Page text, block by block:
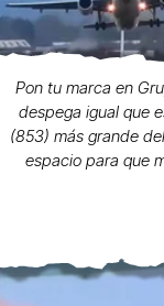
Pon tu marca en
despega igual que
(853) más grande
espacio para que